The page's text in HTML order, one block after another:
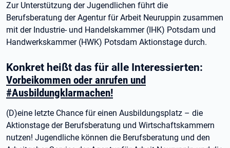
Zur Unterstützung der Jugendlichen führt die
Berufsberatung der Agentur für Arbeit Neuruppin zusammen
mit der Industrie- und Handelskammer (IHK) Potsdam und
Handwerkskammer (HWK) Potsdam Aktionstage durch.
Konkret heißt das für alle Interessierten:
Vorbeikommen oder anrufen und
#Ausbildungklarmachen!
(D)eine letzte Chance für einen Ausbildungsplatz – die
Aktionstage der Berufsberatung und Wirtschaftskammern
nutzen! Jugendliche können die Berufsberatung und den